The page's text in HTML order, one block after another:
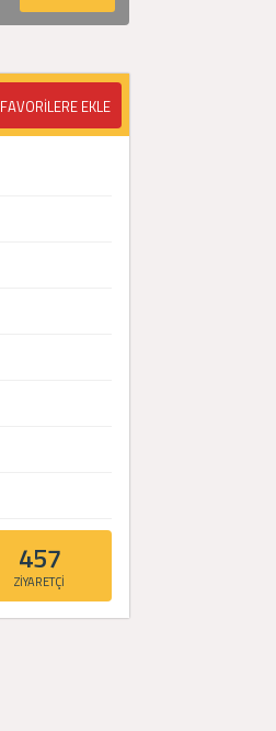
FAVORİLERE EKLE
457
ZİYARETÇİ